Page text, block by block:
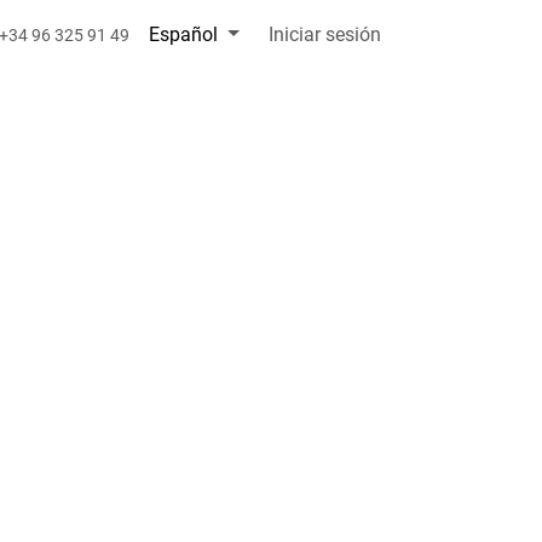
+34 96 325 91 49 Español Iniciar sesión